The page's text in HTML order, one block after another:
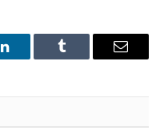
LinkedIn Tumblr
E-